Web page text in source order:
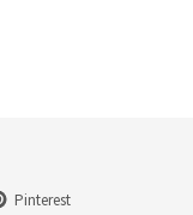
Pinterest